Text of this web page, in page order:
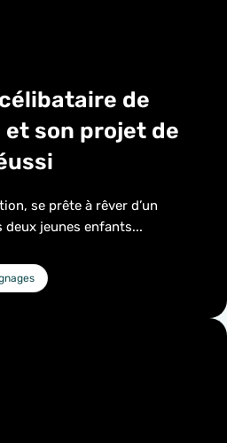
de
son projet de
se prête à rêver d’un
deux jeunes enfants...
: